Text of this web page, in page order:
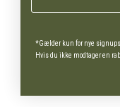
*Gælder kun for nye
Hvis du ikke modtager en